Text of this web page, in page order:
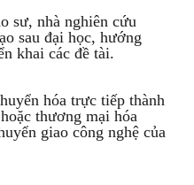
sư, nhà nghiên cứu
sau đại học, hướng
khai các đề tài.
hóa trực tiếp thành
thương mại hóa
giao công nghệ của